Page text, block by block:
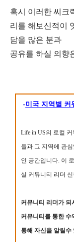
혹시 이러한 씨크
리를 해보신적이
담을 많은 분과
공유를 하실 의향
-미국 지역별 커
Life in US의 로컬
들과 그 지역에 관
인 공간입니다. 이
실 커뮤니티 리더
커뮤니티 리더가 되
커뮤니티를 통한 수
통해 자신을 알릴수